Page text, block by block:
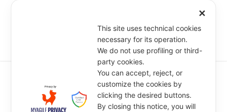
RELAZIONE CON LE
✕
This site uses technical cookies
necessary for its operation.
We do not use profiling or third-
party cookies.
You can accept, reject, or
customize the cookies by
clicking the desired buttons.
By closing this notice, you will